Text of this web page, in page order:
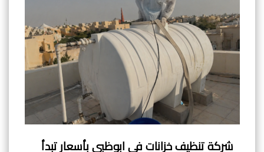
شركة تنظيف خزانات في ابوظبي بأسعار تبدأ